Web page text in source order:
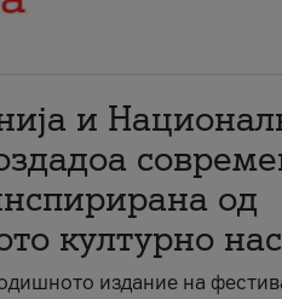
и
од
културно
издание на